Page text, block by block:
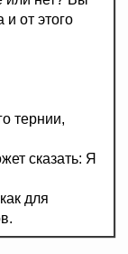
и от этого
тернии,
сказать: Я
для